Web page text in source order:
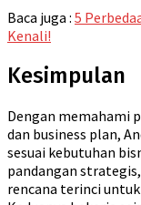
Baca juga : 5
Kenali!
Kesimpulan
Dengan memahami
dan business plan,
sesuai kebutuhan
pandangan
rencana terinci